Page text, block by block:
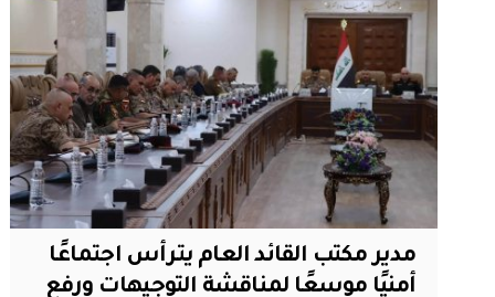
مدير مكتب القائد العام يترأس اجتماعًا
أمنيًا موسعًا لمناقشة التوجيهات ورفع